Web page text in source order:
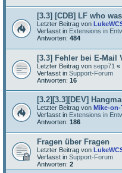
[3.3] [CDB] LF who
Letzter Beitrag von
Verfasst in Extensions in
Antworten: 484
[3.3] Fehler bei E-Mail
Letzter Beitrag von sepp71 «
Verfasst in Support-Forum
Antworten: 16
[3.2][3.3][DEV]
Letzter Beitrag von Mike-
Verfasst in Extensions in
Antworten: 186
Fragen über Fragen
Letzter Beitrag von
Verfasst in Support-Forum
Antworten: 2